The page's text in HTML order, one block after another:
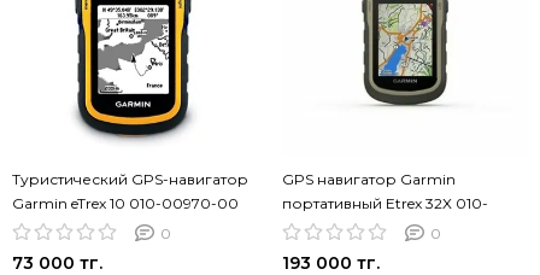
Туристический GPS-навигатор
Garmin eTrex 10 010-00970-00
0
73 000 тг.
GPS навигатор Garmin
портативный Etrex 32X 010-
02257-01
0
193 000 тг.